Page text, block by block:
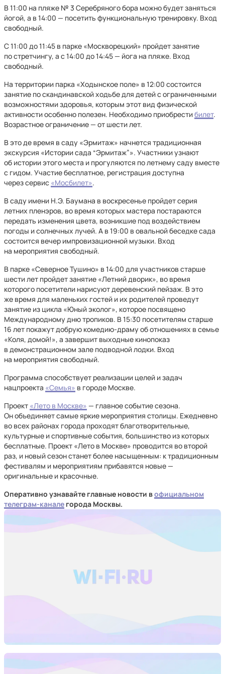
В 11:00 на пляже № 3 Серебряного бора можно будет заняться
йогой, а в 14:00 — посетить функциональную тренировку. Вход
свободный.
С 11:00 до 11:45 в парке «Москворецкий» пройдет занятие
по стретчингу, а с 14:00 до 14:45 — йога на пляже. Вход
свободный.
На территории парка «Ходынское поле» в 12:00 состоится
занятие по скандинавской ходьбе для детей с ограниченными
возможностями здоровья, которым этот вид физической
активности особенно полезен. Необходимо приобрестибилет.
Возрастное ограничение — от шести лет.
В это де время в саду «Эрмитаж» начнется традиционная
экскурсия «Истории сада “Эрмитаж”». Участники узнают
об истории этого места и прогуляются по летнему саду вместе
с гидом. Участие бесплатное, регистрация доступна
через сервис «Мосбилет».
В саду имени Н.Э. Баумана в воскресенье пройдет серия
летних пленэров, во время которых мастера постараются
передать изменения цвета, возникшие под воздействием
погоды и солнечных лучей. А в 19:00 в овальной беседке сада
состоится вечер импровизационной музыки. Вход
на мероприятия свободный.
В парке «Северное Тушино» в 14:00 для участников старше
шести лет пройдет занятие «Летний дворик», во время
которого посетители нарисуют деревенский пейзаж. В это
же время для маленьких гостей и их родителей проведут
занятие из цикла «Юный эколог», которое посвящено
Международному дню тропиков. В 15:30 посетителям старше
16 лет покажут добрую комедию-драму об отношениях в семье
«Коля, домой!», а завершит выходные кинопоказ
в демонстрационном зале подводной лодки. Вход
на мероприятия свободный.
Программа способствует реализации целей и задач
нацпроекта «Семья» в городе Москве.
Проект «Лето в Москве» — главное событие сезона.
Он объединяет самые яркие мероприятия столицы. Ежедневно
во всех районах города проходят благотворительные,
культурные и спортивные события, большинство из которых
бесплатные. Проект «Лето в Москве» проводится во второй
раз, и новый сезон станет более насыщенным: к традиционным
фестивалям и мероприятиям прибавятся новые —
оригинальные и красочные.
Оперативно узнавайте главные новости вофициальном
телеграм-канале города Москвы.